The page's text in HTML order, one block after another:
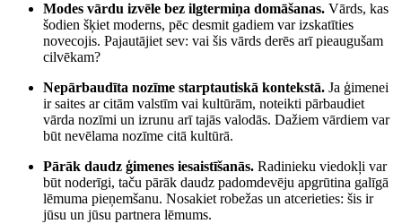
Modes vārdu izvēle bez ilgtermiņa domāšanas. Vārds, kas
šodien šķiet moderns, pēc desmit gadiem var izskatīties
novecojis. Pajautājiet sev: vai šis vārds derēs arī pieaugušam
cilvēkam?
Nepārbaudīta nozīme starptautiskā kontekstā. Ja ģimenei
ir saites ar citām valstīm vai kultūrām, noteikti pārbaudiet
vārda nozīmi un izrunu arī tajās valodās. Dažiem vārdiem var
būt nevēlama nozīme citā kultūrā.
Pārāk daudz ģimenes iesaistīšanās. Radinieku viedokļi var
būt noderīgi, taču pārāk daudz padomdevēju apgrūtina galīgā
lēmuma pieņemšanu. Nosakiet robežas un atcerieties: šis ir
jūsu un jūsu partnera lēmums.